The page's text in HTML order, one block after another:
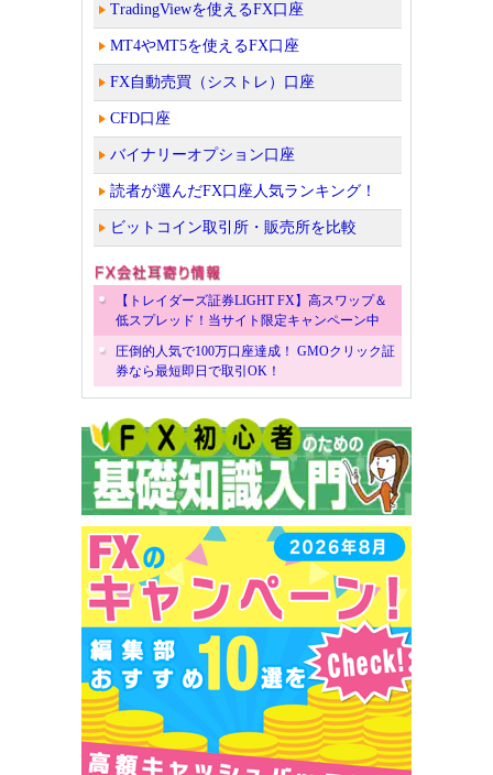
TradingViewを使えるFX口座
MT4やMT5を使えるFX口座
FX自動売買（シストレ）口座
CFD口座
バイナリーオプション口座
読者が選んだFX口座人気ランキング！
ビットコイン取引所・販売所を比較
【トレイダーズ証券LIGHT FX】高スワップ＆
低スプレッド！当サイト限定キャンペーン中
圧倒的人気で100万口座達成！ GMOクリック証
券なら最短即日で取引OK！